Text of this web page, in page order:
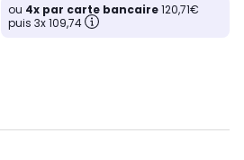
ou 4x par carte bancaire120,71€
puis 3x 109,74